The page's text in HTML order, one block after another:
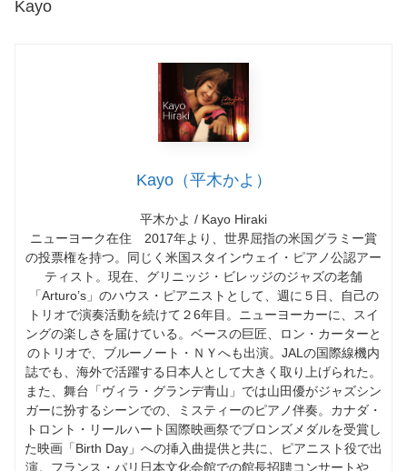
Kayo
Kayo（平木かよ）
平木かよ / Kayo Hiraki
ニューヨーク在住 2017年より、世界屈指の米国グラミー賞
の投票権を持つ。同じく米国スタインウェイ・ピアノ公認アー
ティスト。現在、グリニッジ・ビレッジのジャズの老舗
「Arturo’s」のハウス・ピアニストとして、週に５日、自己の
トリオで演奏活動を続けて２6年目。ニューヨーカーに、スイ
ングの楽しさを届けている。ベースの巨匠、ロン・カーターと
のトリオで、ブルーノート・ＮＹへも出演。JALの国際線機内
誌でも、海外で活躍する日本人として大きく取り上げられた。
また、舞台「ヴィラ・グランデ青山」では山田優がジャズシン
ガーに扮するシーンでの、ミスティーのピアノ伴奏。カナダ・
トロント・リールハート国際映画祭でブロンズメダルを受賞し
た映画「Birth Day」への挿入曲提供と共に、ピアニスト役で出
演。フランス・パリ日本文化会館での館長招聘コンサートや、